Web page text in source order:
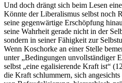
Und doch drängt sich beim Lesen
Könnte der Liberalismus selbst noch
seine gegenwärtige Erschöpfung
seine Wahrheit gerade nicht in der
sondern in seiner Fähigkeit zur
Wenn Koschorke an einer Stelle
unter „Bedingungen unvollständiger
selbst „eine egalisierende Kraft ist“
die Kraft schlummern, sich